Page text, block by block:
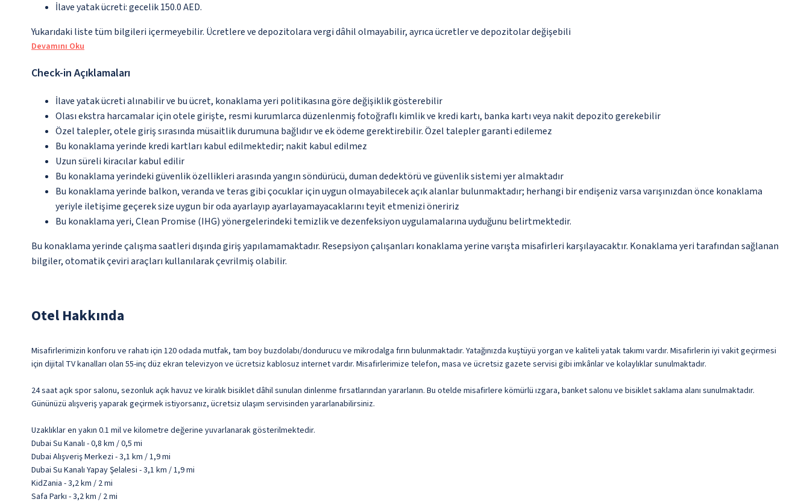
İlave yatak ücreti: gecelik 150.0 AED.
Yukarıdaki liste tüm bilgileri içermeyebilir. Ücretlere ve depozitolara vergi dâhil olmayabilir, ayrıca ücretler ve depozitolar değişebili
Devamını Oku
Check-in Açıklamaları
İlave yatak ücreti alınabilir ve bu ücret, konaklama yeri politikasına göre değişiklik gösterebilir
Olası ekstra harcamalar için otele girişte, resmi kurumlarca düzenlenmiş fotoğraflı kimlik ve kredi kartı, banka kartı veya nakit depozito gerekebilir
Özel talepler, otele giriş sırasında müsaitlik durumuna bağlıdır ve ek ödeme gerektirebilir. Özel talepler garanti edilemez
Bu konaklama yerinde kredi kartları kabul edilmektedir; nakit kabul edilmez
Uzun süreli kiracılar kabul edilir
Bu konaklama yerindeki güvenlik özellikleri arasında yangın söndürücü, duman dedektörü ve güvenlik sistemi yer almaktadır
Bu konaklama yerinde balkon, veranda ve teras gibi çocuklar için uygun olmayabilecek açık alanlar bulunmaktadır; herhangi bir endişeniz varsa varışınızdan önce konaklama
yeriyle iletişime geçerek size uygun bir oda ayarlayıp ayarlayamayacaklarını teyit etmenizi öneririz
Bu konaklama yeri, Clean Promise (IHG) yönergelerindeki temizlik ve dezenfeksiyon uygulamalarına uyduğunu belirtmektedir.
Bu konaklama yerinde çalışma saatleri dışında giriş yapılamamaktadır. Resepsiyon çalışanları konaklama yerine varışta misafirleri karşılayacaktır. Konaklama yeri tarafından sağlanan
bilgiler, otomatik çeviri araçları kullanılarak çevrilmiş olabilir.
Otel Hakkında
Misafirlerimizin konforu ve rahatı için 120 odada mutfak, tam boy buzdolabı/dondurucu ve mikrodalga fırın bulunmaktadır. Yatağınızda kuştüyü yorgan ve kaliteli yatak takımı vardır. Misafirlerin iyi vakit geçirmesi
için dijital TV kanalları olan 55-inç düz ekran televizyon ve ücretsiz kablosuz internet vardır. Misafirlerimize telefon, masa ve ücretsiz gazete servisi gibi imkânlar ve kolaylıklar sunulmaktadır.
24 saat açık spor salonu, sezonluk açık havuz ve kiralık bisiklet dâhil sunulan dinlenme fırsatlarından yararlanın. Bu otelde misafirlere kömürlü ızgara, banket salonu ve bisiklet saklama alanı sunulmaktadır.
Gününüzü alışveriş yaparak geçirmek istiyorsanız, ücretsiz ulaşım servisinden yararlanabilirsiniz.
Uzaklıklar en yakın 0.1 mil ve kilometre değerine yuvarlanarak gösterilmektedir.
Dubai Su Kanalı - 0,8 km / 0,5 mi
Dubai Alışveriş Merkezi - 3,1 km / 1,9 mi
Dubai Su Kanalı Yapay Şelalesi - 3,1 km / 1,9 mi
KidZania - 3,2 km / 2 mi
Safa Parkı - 3,2 km / 2 mi